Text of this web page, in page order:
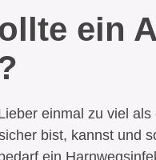
ein
einmal zu viel
bist, kannst und